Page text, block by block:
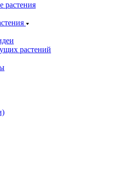
растения
растений